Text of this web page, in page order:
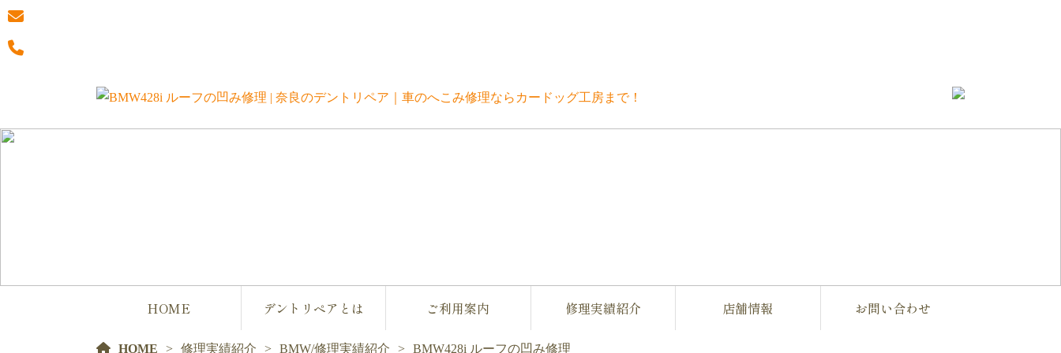
HOME デントリペアとは ご利用案内 修理実績紹介 店舗情報 お問い合わせ
HOME 修理実績紹介 BMW/修理実績紹介 BMW428i ルーフの凹み修理